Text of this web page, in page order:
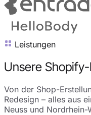
Leistungen
Unsere
Von der Shop-
Redesign – alles aus
Neuss und Nordrhein-